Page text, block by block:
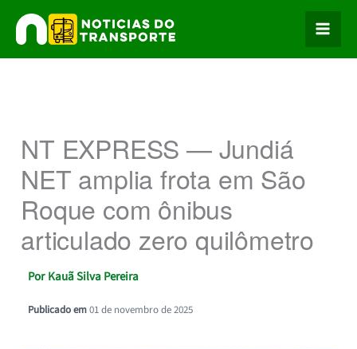
para
o
NT EXPRESS — Jundiá
NET amplia frota em São
Roque com ônibus
articulado zero quilômetro
Por Kauã Silva Pereira
Publicado em01 de novembro de 2025